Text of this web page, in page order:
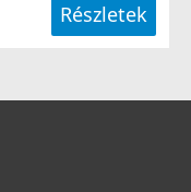
Részletek